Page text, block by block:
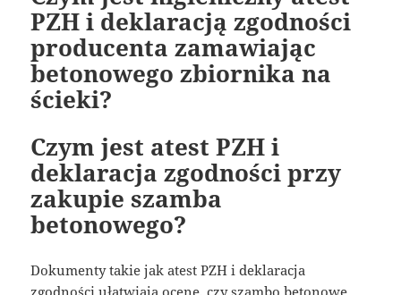
PZH i deklaracją zgodności
producenta zamawiając
betonowego zbiornika na
ścieki?
Czym jest atest PZH i
deklaracja zgodności przy
zakupie szamba
betonowego?
Dokumenty takie jak atest PZH i deklaracja
zgodności ułatwiają ocenę, czy szambo betonowe